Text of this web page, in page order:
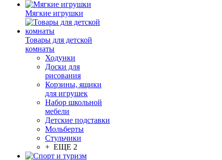
Мягкие игрушки
Товары для детской
комнаты
Ходунки
Доски для
рисования
Корзины, ящики
для игрушек
Набор школьной
мебели
Детские подставки
Мольберты
Стульчики
+ ЕЩЕ 2